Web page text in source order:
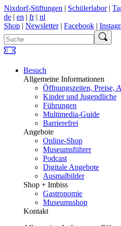
Nixdorf-Stiftungen | Schülerlabor|
de | en | fr| nl
Shop | Newsletter| Facebook |
Besuch
Allgemeine Informationen
Öffnungszeiten, Preise,
Kinder und Jugendliche
Führungen
Multimedia-Guide
Barrierefrei
Angebote
Online-Shop
Museumsführer
Podcast
Digitale Angebote
Ausmalbilder
Shop + Imbiss
Gastronomie
Museumsshop
Kontakt